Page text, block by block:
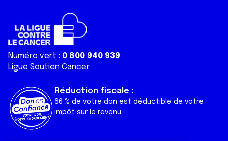
Numéro vert : 0 800 940 939
Ligue Soutien Cancer
Réduction fiscale :
66 % de votre don est déductible de votre
impôt sur le revenu